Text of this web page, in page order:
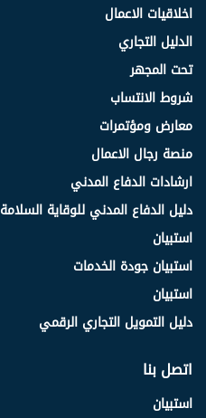
اخلاقيات الاعمال
الدليل التجاري
تحت المجهر
شروط الانتساب
معارض ومؤتمرات
منصة رجال الاعمال
ارشادات الدفاع المدني
دليل الدفاع المدني للوقاية السلامة
استبيان
استبيان جودة الخدمات
استبيان
دليل التمويل التجاري الرقمي
اتصل بنا
استبيان